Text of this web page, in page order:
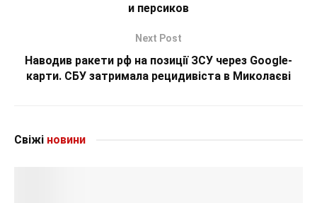
и персиков
Next Post
Наводив ракети рф на позиції ЗСУ через Google-
карти. СБУ затримала рецидивіста в Миколаєві
Свіжі новини